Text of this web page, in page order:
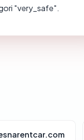
"very_safe".